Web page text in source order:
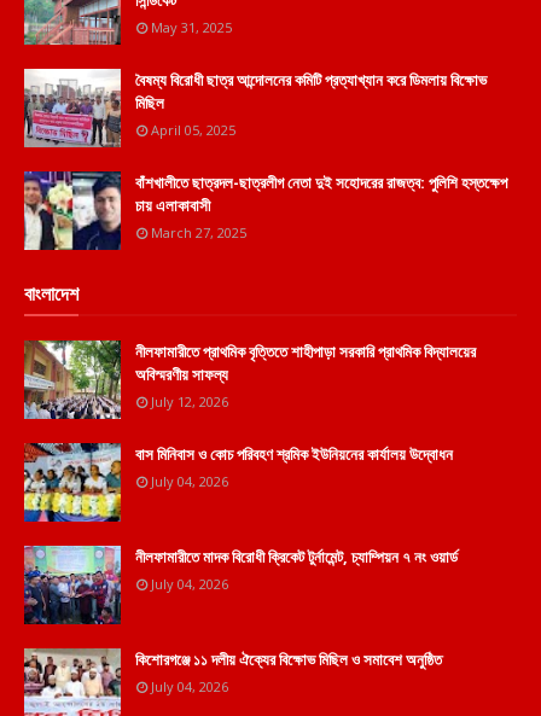
May 31, 2025
বৈষম্য বিরোধী ছাত্র আন্দোলনের কমিটি প্রত্যাখ্যান করে ডিমলায় বিক্ষোভ
মিছিল
April 05, 2025
বাঁশখালীতে ছাত্রদল-ছাত্রলীগ নেতা দুই সহোদরের রাজত্ব: পুলিশি হস্তক্ষেপ
চায় এলাকাবাসী
March 27, 2025
বাংলাদেশ
নীলফামারীতে প্রাথমিক বৃত্তিতে শাহীপাড়া সরকারি প্রাথমিক বিদ্যালয়ের
অবিস্মরণীয় সাফল্য
July 12, 2026
বাস মিনিবাস ও কোচ পরিবহণ শ্রমিক ইউনিয়নের কার্যালয় উদ্বোধন
July 04, 2026
নীলফামারীতে মাদক বিরোধী ক্রিকেট টুর্নামেন্ট, চ্যাম্পিয়ন ৭ নং ওয়ার্ড
July 04, 2026
কিশোরগঞ্জে ১১ দলীয় ঐক্যের বিক্ষোভ মিছিল ও সমাবেশ অনুষ্ঠিত
July 04, 2026